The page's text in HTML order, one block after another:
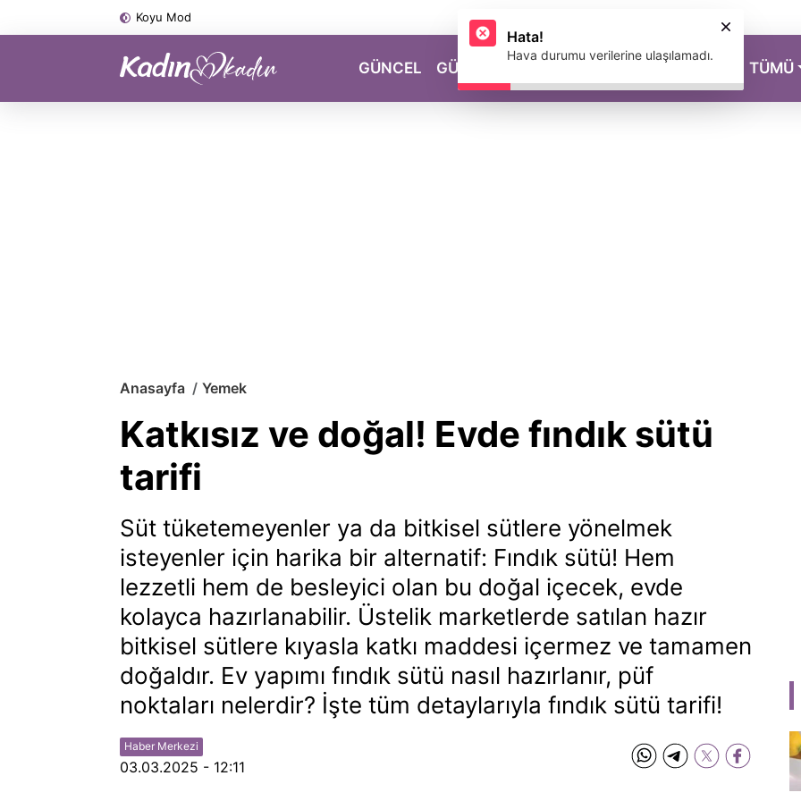
Koyu Mod
GÜNCEL GÜZELLİK MAGAZİN TÜMÜ
Anasayfa Yemek
Katkısız ve doğal! Evde fındık sütü
tarifi
Süt tüketemeyenler ya da bitkisel sütlere yönelmek
isteyenler için harika bir alternatif: Fındık sütü! Hem
lezzetli hem de besleyici olan bu doğal içecek, evde
kolayca hazırlanabilir. Üstelik marketlerde satılan hazır
bitkisel sütlere kıyasla katkı maddesi içermez ve tamamen
doğaldır. Ev yapımı fındık sütü nasıl hazırlanır, püf
noktaları nelerdir? İşte tüm detaylarıyla fındık sütü tarifi!
Haber Merkezi
03.03.2025 - 12:11
Hava durumu verilerine ulaşılamadı.